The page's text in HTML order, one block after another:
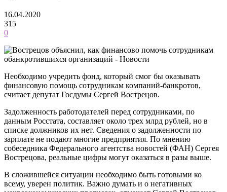
16.04.2020
315
0
Необходимо учредить фонд, который смог бы оказывать
финансовую помощь сотрудникам компаний-банкротов,
считает депутат Госдумы Сергей Вострецов.
Задолженность работодателей перед сотрудниками, по
данным Росстата, составляет около трех млрд рублей, но в
списке должников их нет. Сведения о задолженности по
зарплате не подают многие предприятия. По мнению
собеседника Федерального агентства новостей (ФАН) Сергея
Вострецова, реальные цифры могут оказаться в разы выше.
В сложившейся ситуации необходимо быть готовыми ко
всему, уверен политик. Важно думать и о негативных